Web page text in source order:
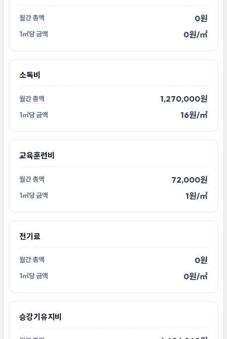
0원
0원/㎡
소독비
1,270,000원
16원/㎡
교육훈련비
72,000원
1원/㎡
전기료
0원
0원/㎡
승강기유지비